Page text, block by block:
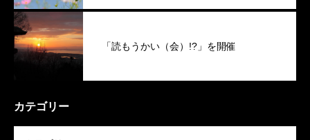
「読もうかい（会）!?」を開催
カテゴリー